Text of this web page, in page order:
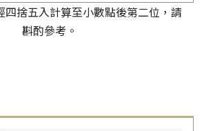
四捨五入計算至小數點後第二位，請
斟酌參考。